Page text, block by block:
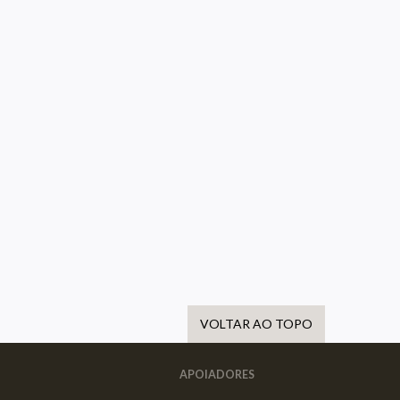
VOLTAR AO TOPO
APOIADORES